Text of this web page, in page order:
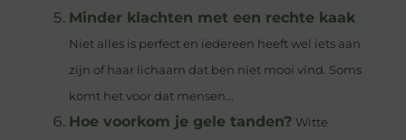
Minder klachten met een rechte kaak
Niet alles is perfect en iedereen heeft wel iets aan
zijn of haar lichaam dat ben niet mooi vind. Soms
komt het voor dat mensen...
Hoe voorkom je gele tanden? Witte